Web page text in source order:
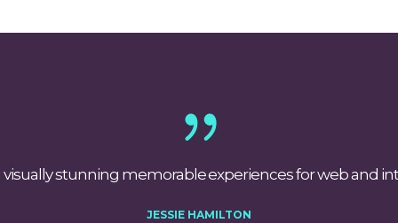
visually stunning memorable experiences for web and
JESSIE HAMILTON